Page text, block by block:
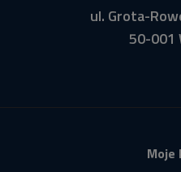
ul. Grota-
50-001
Moje